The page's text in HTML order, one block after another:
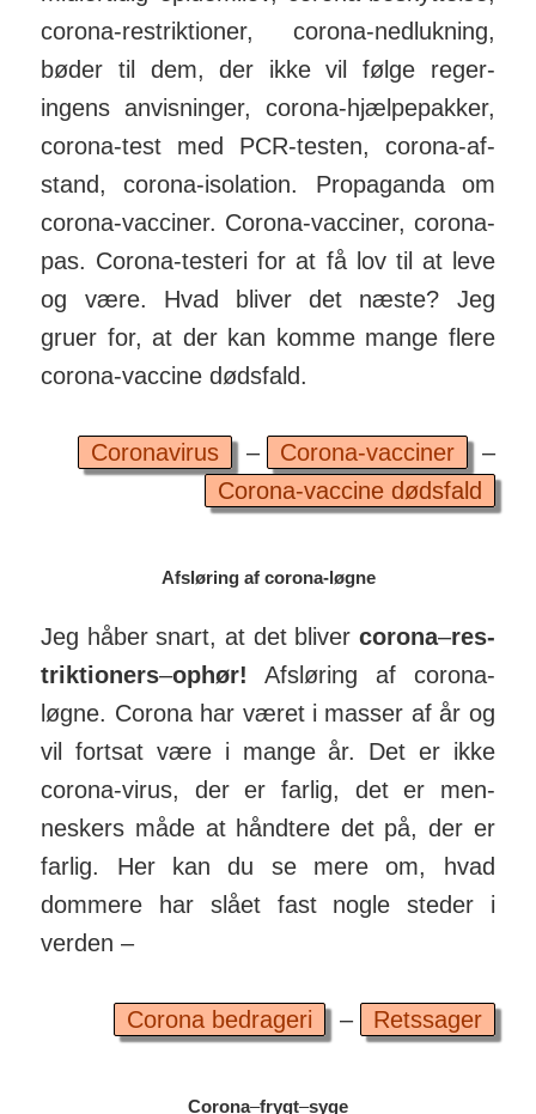
corona-res­trik­tioner, corona-ned­luk­ning,
bøder til dem, der ikke vil følge reger­
ingens an­vis­ninger, corona-hjælpe­pakker,
corona-test med PCR-testen, corona-af­
stand, corona-iso­lation. Pro­pa­ganda om
corona-vacciner. Corona-vacciner, corona-
pas. Corona-testeri for at få lov til at leve
og være. Hvad bliver det næste? Jeg
gruer for, at der kan komme mange flere
corona-vaccine dødsfald.
Coronavirus – Corona-vacciner
–
Corona-vaccine dødsfald
Af­sløring af corona-løgne
Jeg håber snart, at det bliver corona–res­
trik­tio­ners–ophør!
Af­sløring af corona-
løgne. Corona har været i masser af år og
vil fortsat være i mange år. Det er ikke
corona-virus, der er farlig, det er men­
neskers måde at hånd­tere det på, der er
farlig. Her kan du se mere om, hvad
dommere har slået fast nogle steder i
verden –
Corona bedrageri – Retssager
Corona–frygt–syge